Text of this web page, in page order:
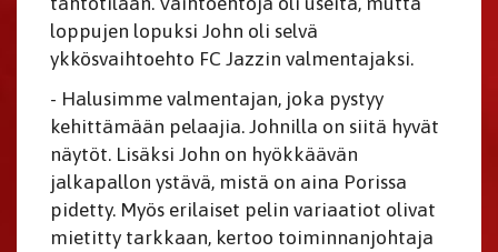
loppujen lopuksi John oli selvä
ykkösvaihtoehto FC Jazzin valmentajaksi.
- Halusimme valmentajan, joka pystyy
kehittämään pelaajia. Johnilla on siitä hyvät
näytöt. Lisäksi John on hyökkäävän
jalkapallon ystävä, mistä on aina Porissa
pidetty. Myös erilaiset pelin variaatiot olivat
mietitty tarkkaan, kertoo toiminnanjohtaja